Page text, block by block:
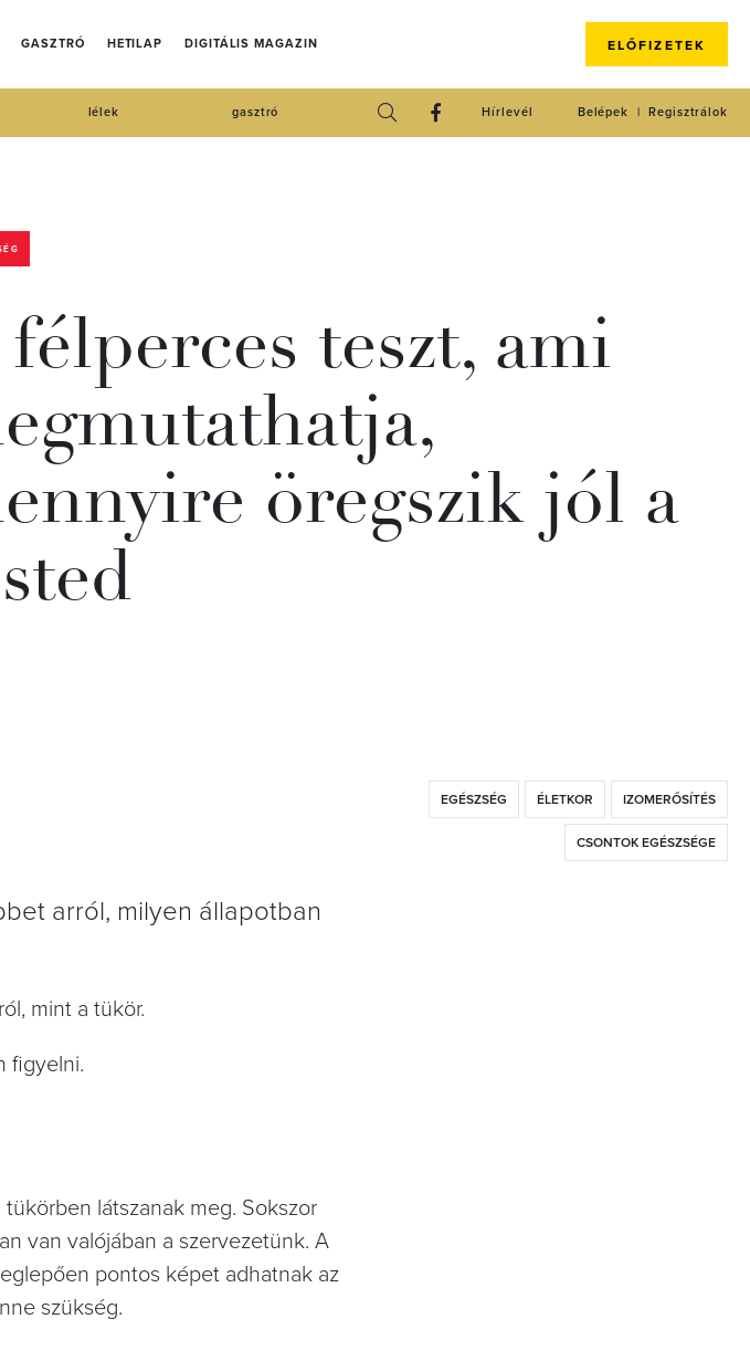
GASZTRÓ HETILAP DIGITÁLIS MAGAZIN ELŐFIZETEK
lélek gasztró Regisztrálok
Belépek
Hírlevél
teszt, ami
öregszik jól a
EGÉSZSÉG ÉLETKOR IZOMERŐSÍTÉS
CSONTOK EGÉSZSÉGE
arról, milyen állapotban
mint a tükör.
figyelni.
látszanak meg. Sokszor
van valójában a szervezetünk. A
pontos képet adhatnak az
szükség.